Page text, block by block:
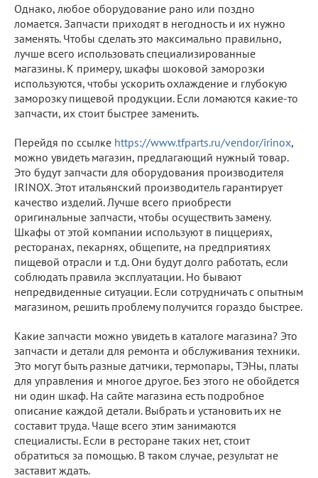
Однако, любое оборудование рано или поздно
ломается. Запчасти приходят в негодность и их нужно
заменять. Чтобы сделать это максимально правильно,
лучше всего использовать специализированные
магазины. К примеру, шкафы шоковой заморозки
используются, чтобы ускорить охлаждение и глубокую
заморозку пищевой продукции. Если ломаются какие-то
запчасти, их стоит быстрее заменить.
Перейдя по ссылке https://www.tfparts.ru/vendor/irinox,
можно увидеть магазин, предлагающий нужный товар.
Это будут запчасти для оборудования производителя
IRINOX. Этот итальянский производитель гарантирует
качество изделий. Лучше всего приобрести
оригинальные запчасти, чтобы осуществить замену.
Шкафы от этой компании используют в пиццериях,
ресторанах, пекарнях, общепите, на предприятиях
пищевой отрасли и т.д. Они будут долго работать, если
соблюдать правила эксплуатации. Но бывают
непредвиденные ситуации. Если сотрудничать с опытным
магазином, решить проблему получится гораздо быстрее.
Какие запчасти можно увидеть в каталоге магазина? Это
запчасти и детали для ремонта и обслуживания техники.
Это могут быть разные датчики, термопары, ТЭНы, платы
для управления и многое другое. Без этого не обойдется
ни один шкаф. На сайте магазина есть подробное
описание каждой детали. Выбрать и установить их не
составит труда. Чаще всего этим занимаются
специалисты. Если в ресторане таких нет, стоит
обратиться за помощью. В таком случае, результат не
заставит ждать.